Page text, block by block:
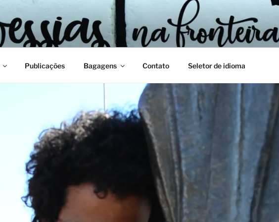
Publicações Bagagens Contato Seletor de idioma